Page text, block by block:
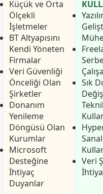
Küçük ve Orta
Ölçekli
İşletmeler
BT Altyapısını
Kendi Yöneten
Firmalar
Veri Güvenliği
Önceliği Olan
Şirketler
Donanım
Yenileme
Döngüsü Olan
Kurumlar
Microsoft
Desteğine
İhtiyaç
Duyanlar
Sık
Veri